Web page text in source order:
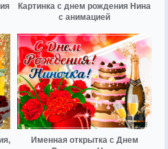
Картинка с днем рождения Нина
с анимацией
Именная открытка с Днем